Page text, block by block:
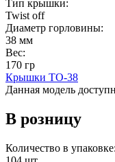
Тип крышки:
Twist off
Диаметр горловины:
38 мм
Вес:
170 гр
Крышки ТО-38
Данная модель
В розницу
Количество в упаковке: